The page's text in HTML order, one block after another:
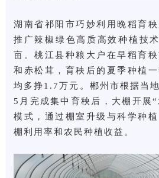
湖南省祁阳市巧妙利用晚稻育秧
推广辣椒绿色高质高效种植技
亩。桃江县种粮大户在早稻育
和赤松茸，育秧后的夏季种植
均多挣1.7万元。郴州市根据当
5月完成集中育秧后，大棚开展
模式，通过棚室升级与科学种
棚利用率和农民种植收益。